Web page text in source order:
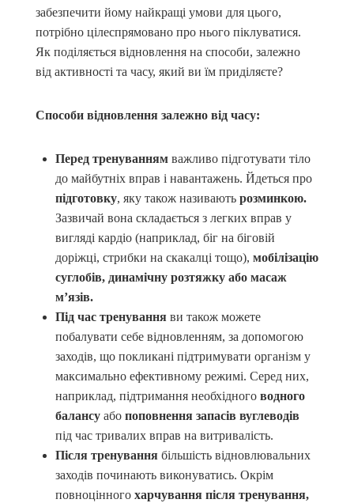
забезпечити йому найкращі умови для цього,
потрібно цілеспрямовано про нього піклуватися.
Як поділяється відновлення на способи, залежно
від активності та часу, який ви їм приділяєте?
Способи відновлення залежно від часу:
Перед тренуваннямважливо підготувати тіло
до майбутніх вправ і навантажень. Йдеться про
підготовку, яку також називають розминкою.
Зазвичай вона складається з легких вправ у
вигляді кардіо (наприклад, біг на біговій
доріжці, стрибки на скакалці тощо), мобілізацію
суглобів, динамічну розтяжку або масаж
м’язів.
Під час тренуванняви також можете
побалувати себе відновленням, за допомогою
заходів, що покликані підтримувати організм у
максимально ефективному режимі. Серед них,
наприклад, підтримання необхідного водного
балансуабо поповнення запасів вуглеводів
під час тривалих вправ на витривалість.
Після тренуваннябільшість відновлювальних
заходів починають виконуватись. Окрім
повноцінного харчування після тренування,